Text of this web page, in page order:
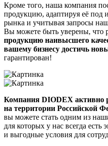
Кроме того, наша компания
продукцию, адаптируя её под
рынка и учитывая запросы
Вы можете быть уверены, что
продукцию наивысшего
вашему бизнесу достичь
гарантирован!
Компания DIODEX активно
на территории Российской
вы можете стать одним из
для которых у нас всегда
и выгодные условия для